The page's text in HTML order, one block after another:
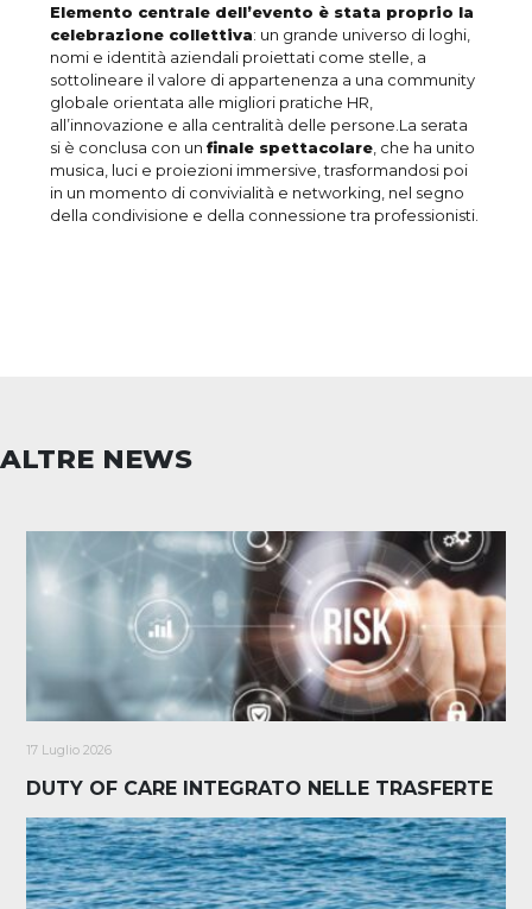
Elemento centrale dell’evento è stata proprio la
celebrazione collettiva: un grande universo di loghi,
nomi e identità aziendali proiettati come stelle, a
sottolineare il valore di appartenenza a una community
globale orientata alle migliori pratiche HR,
all’innovazione e alla centralità delle persone.La serata
si è conclusa con unfinale spettacolare , che ha unito
musica, luci e proiezioni immersive, trasformandosi poi
in un momento di convivialità e networking, nel segno
della condivisione e della connessione tra professionisti.
ALTRE NEWS
17 Luglio 2026
DUTY OF CARE INTEGRATO NELLE TRASFERTE